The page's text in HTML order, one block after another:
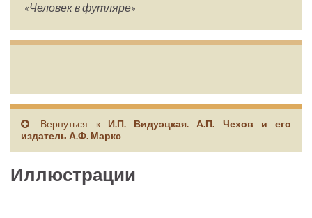
«Человек в футляре»
Вернуться к И.П. Видуэцкая. А.П. Чехов и его
издатель А.Ф. Маркс
Иллюстрации